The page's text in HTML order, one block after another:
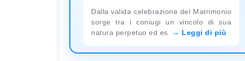
Dalla valida celebrazione del Matrimonio
sorge tra i coniugi un vincolo di sua
natura perpetuo ed es
Leggi di più